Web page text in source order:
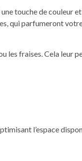
une touche de couleur
qui parfumeront
les fraises. Cela leur
l’espace